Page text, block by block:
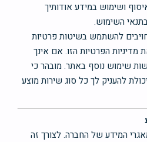
ושימוש במידע אודותיך
השימוש.
להשתמש בשיטות פרטיות
מדיניות הפרטיות הזו. אם אינך
שימוש נוסף באתר. מובהר כי
להעניק לך כל סוג שירות מוצע
המידע של החברה. לצורך זה